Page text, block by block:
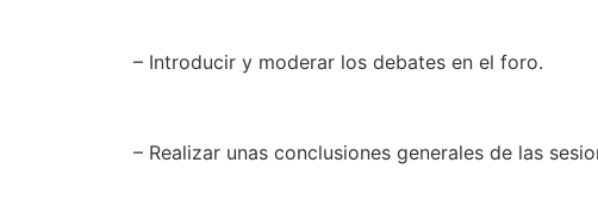
– Introducir y moderar los debates en el foro.
– Realizar unas conclusiones generales de las